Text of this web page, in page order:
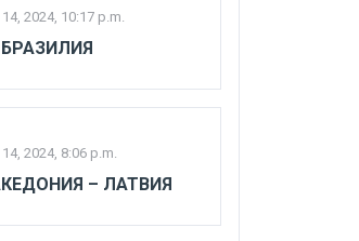
2024, 10:17 p.m.
2024, 8:06 p.m.
– ЛАТВИЯ